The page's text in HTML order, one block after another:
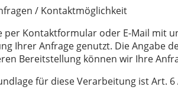
/ Kontaktmöglichkeit
per Kontaktformular oder E-Mail mit
Ihrer Anfrage genutzt. Die Angabe
Bereitstellung können wir Ihre
für diese Verarbeitung ist Art. 6